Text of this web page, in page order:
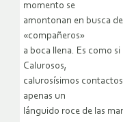
momento se
amontonan en busca
«compañeros»
a boca llena. Es como
Calurosos,
calurosísimos
apenas un
lánguido roce de las